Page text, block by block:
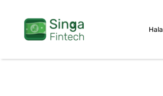
content